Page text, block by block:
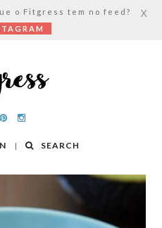
SEARCH
o Fitgress tem no feed?
X